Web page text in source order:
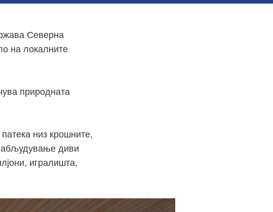
Северна
на локалните
природната
низ крошните,
диви
игралишта,